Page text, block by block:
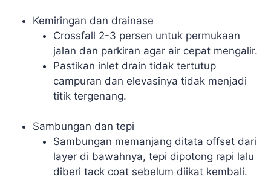
Kemiringan dan drainase
Crossfall 2-3 persen untuk permukaan
jalan dan parkiran agar air cepat mengalir.
Pastikan inlet drain tidak tertutup
campuran dan elevasinya tidak menjadi
titik tergenang.
Sambungan dan tepi
Sambungan memanjang ditata offset dari
layer di bawahnya, tepi dipotong rapi lalu
diberi tack coat sebelum diikat kembali.